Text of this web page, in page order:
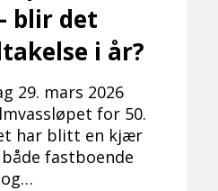
blir det
i år?
29. mars 2026
for 50.
har blitt en kjær
fastboende
og…